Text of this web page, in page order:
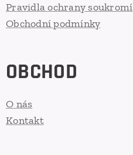
Pravidla ochrany soukromí
Obchodní podmínky
OBCHOD
O nás
Kontakt